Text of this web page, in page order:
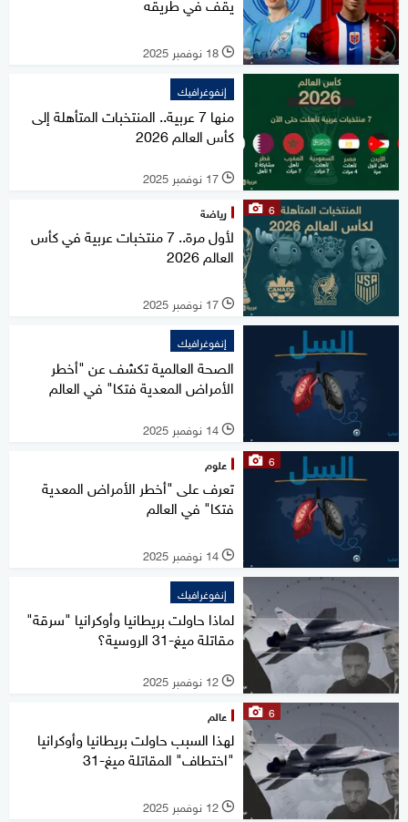
l 18 نوفمبر 2025
إنفوغرافيك
منها 7 عربية.. المنتخبات المتأهلة إلى
كأس العالم 2026
l 17 نوفمبر 2025
6 رياضة
لأول مرة.. 7 منتخبات عربية في كأس
العالم 2026
l 17 نوفمبر 2025
إنفوغرافيك
الصحة العالمية تكشف عن "أخطر
الأمراض المعدية فتكا" في العالم
l 14 نوفمبر 2025
6 علوم
تعرف على "أخطر الأمراض المعدية
فتكا" في العالم
l 14 نوفمبر 2025
إنفوغرافيك
لماذا حاولت بريطانيا وأوكرانيا "سرقة"
مقاتلة ميغ-31 الروسية؟
l 12 نوفمبر 2025
6 عالم
لهذا السبب حاولت بريطانيا وأوكرانيا
"اختطاف" المقاتلة ميغ-31
l 12 نوفمبر 2025